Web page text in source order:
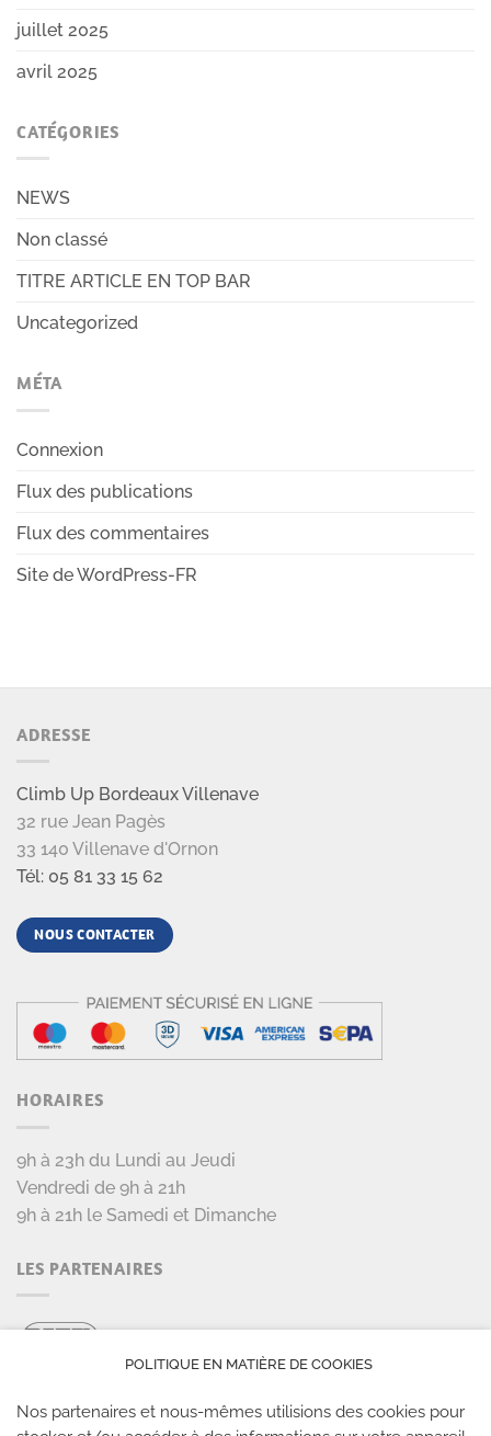
juillet 2025
avril 2025
CATÉGORIES
NEWS
Non classé
TITRE ARTICLE EN TOP BAR
Uncategorized
MÉTA
Connexion
Flux des publications
Flux des commentaires
Site de WordPress-FR
ADRESSE
Climb Up Bordeaux Villenave
32 rue Jean Pagès
33 140 Villenave d'Ornon
Tél: 05 81 33 15 62
NOUS CONTACTER
HORAIRES
9h à 23h du Lundi au Jeudi
Vendredi de 9h à 21h
9h à 21h le Samedi et Dimanche
LES PARTENAIRES
POLITIQUE EN MATIÈRE DE COOKIES
Nos partenaires et nous-mêmes utilisions des cookies pour